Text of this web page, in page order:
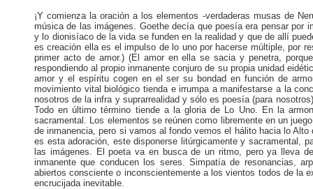
¡Y comienza la oración a los elementos -verdaderas musas de
música de las imágenes. Goethe decía que poesía era pensar por
y lo dionisíaco de la vida se funden en la realidad y que de allí
es creación ella es el impulso de lo uno por hacerse múltiple, por
primer acto de amor.) (El amor en ella se sacia y penetra,
respondiendo al propio inmanente conjuro de su propia unidad
amor y el espíritu cogen en el ser su bondad en función de
movimiento vital biológico tienda e irrumpa a manifestarse a la
nosotros de la infra y suprarrealidad y sólo es poesía (para
Todo en último término tiende a la gloria de Lo Uno. En la
sacramental. Los elementos se reúnen como libremente en un
de inmanencia, pero si vamos al fondo vemos el hálito hacia lo
es esta adoración, este disponerse litúrgicamente y sacramental,
las imágenes. El poeta va en busca de un ritmo, pero ya lleva
inmanente que conducen los seres. Simpatía de resonancias,
abiertos consciente o inconscientemente a los vientos todos de la
encrucijada inevitable.